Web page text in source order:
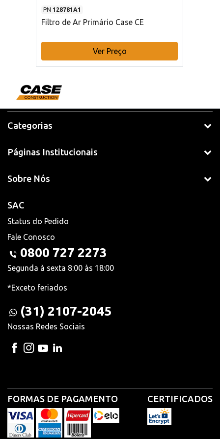
PN 128781A1
Filtro de Ar Primário Case CE
Ver Preço
Categorias
Páginas Institucionais
Sobre Nós
SAC
Status do Pedido
Fale Conosco
0800 727 2273
Segunda à sexta 8:00 às 18:00
*Exceto feriados
(31) 2107-2045
Nossas Redes Sociais
FORMAS DE PAGAMENTO CERTIFICADOS